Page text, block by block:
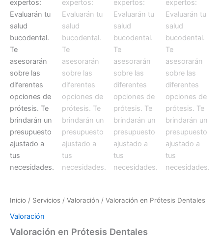
Inicio / Servicios / Valoración / Valoración en Prótesis Dentales
Valoración
Valoración en Prótesis Dentales